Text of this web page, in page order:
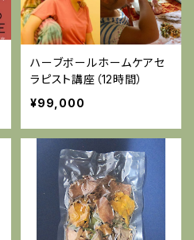
ハーブボールホームケアセ
ラピスト講座（12時間）
¥99,000